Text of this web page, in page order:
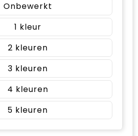
Onbewerkt
1
2
3
4
5